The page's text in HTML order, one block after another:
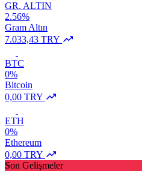
GR. ALTIN
2.56%
Gram Altın
7.033,43 TRY
BTC
0%
Bitcoin
0,00 TRY
ETH
0%
Ethereum
0,00 TRY
Son Gelişmeler